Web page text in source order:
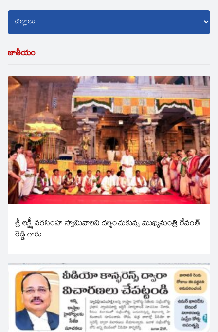
జాతీయం
శ్రీ లక్ష్మీ నరసింహ స్వామివారిని దర్శించుకున్న ముఖ్యమంత్రి రేవంత్
రెడ్డి గారు